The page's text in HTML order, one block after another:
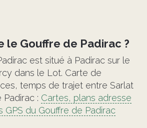
le Gouffre de Padirac ?
est situé à Padirac sur le
dans le Lot. Carte de
temps de trajet entre Sarlat
: Cartes, plans adresse
du Gouffre de Padirac